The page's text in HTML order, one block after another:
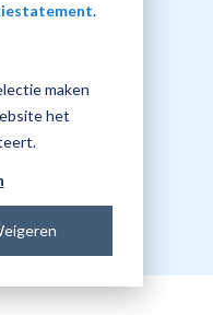
.
maken
het